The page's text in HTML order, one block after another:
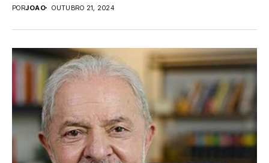
PORJOAO OUTUBRO 21, 2024